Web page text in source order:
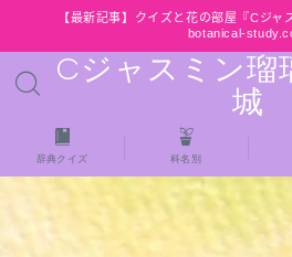
【最新記事】クイズと花の部屋『Cジャ
botanical-
Cジャスミン瑠
城
MENU
HOME
【最新】クイズと花の部屋
辞典クイズ 科名別